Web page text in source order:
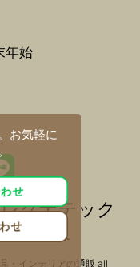
お気軽に
年始
グナテック
の通販
・インテリアの通販 all